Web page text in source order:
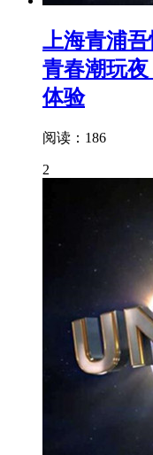
上海青浦
青春潮玩
体验
阅读：186
2